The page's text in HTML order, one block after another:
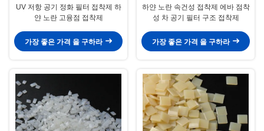
UV 저항 공기 정화 필터 접착제 하
얀 노란 고융점 접착제
가장 좋은 가격 을 구하라
하얀 노란 속건성 접착제 에바 점착
성 차 공기 필터 구조 접착제
가장 좋은 가격 을 구하라